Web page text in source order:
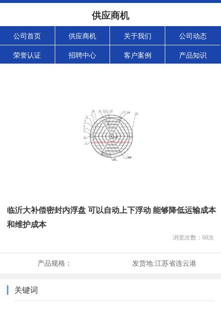
供应商机
公司首页 供应商机 关于我们 公司动态
荣誉认证 招聘中心 客户案例 产品知识
临沂大补偿密封内浮盘 可以自动上下浮动 能够降低运输成本
和维护成本
浏览次数： 68次
产品规格： 发货地:江苏省连云港
关键词